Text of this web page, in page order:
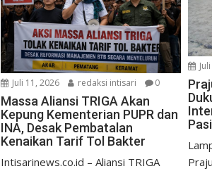
Juli 11, 2026 redaksi intisari 0
Massa Aliansi TRIGA Akan
Kepung Kementerian PUPR dan
INA, Desak Pembatalan
Kenaikan Tarif Tol Bakter
Intisarinews.co.id – Aliansi TRIGA